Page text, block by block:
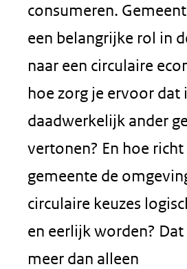
consumeren.
een belangrijke rol in
naar een circulaire
hoe zorg je ervoor dat
daadwerkelijk ander
vertonen? En hoe richt
gemeente de
circulaire keuzes
en eerlijk worden?
meer dan alleen